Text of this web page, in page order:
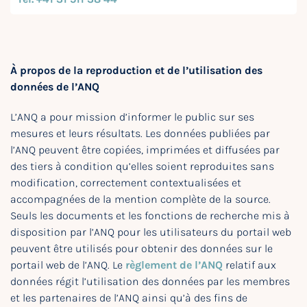
À propos de la reproduction et de l’utilisation des
données de l’ANQ
L’ANQ a pour mission d’informer le public sur ses
mesures et leurs résultats. Les données publiées par
l’ANQ peuvent être copiées, imprimées et diffusées par
des tiers à condition qu’elles soient reproduites sans
modification, correctement contextualisées et
accompagnées de la mention complète de la source.
Seuls les documents et les fonctions de recherche mis à
disposition par l’ANQ pour les utilisateurs du portail web
peuvent être utilisés pour obtenir des données sur le
portail web de l’ANQ. Le règlement de l’ANQ relatif aux
données régit l’utilisation des données par les membres
et les partenaires de l’ANQ ainsi qu’à des fins de